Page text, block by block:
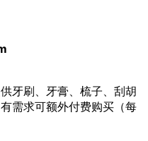
牙刷、牙膏、梳子、刮胡
需求可额外付费购买（每